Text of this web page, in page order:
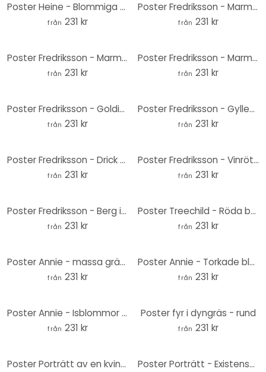
Poster Heine - Blommiga hälsningar från rymden - Astro Cruise - Rund
från 231 kr
Poster Fredriksson - Marmor & pärlemor - Rund
från 231 kr
Poster Fredriksson - Marmorerad bergskedja - Rund
från 231 kr
Poster Fredriksson - Marmorerade blad - Rund
från 231 kr
Poster Fredriksson - Goldige Spur im Nebel - Rund
från 231 kr
Poster Fredriksson - Gyllene bläck med nyanser i rosé - Runda
från 231 kr
Poster Fredriksson - Drick kaffe och gör gott - Runda
från 231 kr
Poster Fredriksson - Vinrött och bärnstensfärgat - Rund
från 231 kr
Poster Fredriksson - Berg i det gyllene månskenet - Rund
från 231 kr
Poster Treechild - Röda berg i Japandi-stil - Rund
från 231 kr
Poster Annie - massa gräs - rund
från 231 kr
Poster Annie - Torkade blad - Rund
från 231 kr
Poster Annie - Isblommor - Rund
från 231 kr
Poster fyr i dyngräs - rund
från 231 kr
Poster Porträtt av en kvinna - Lämna runt - Hülya Poster Porträtt - Existensen runt - Hülya